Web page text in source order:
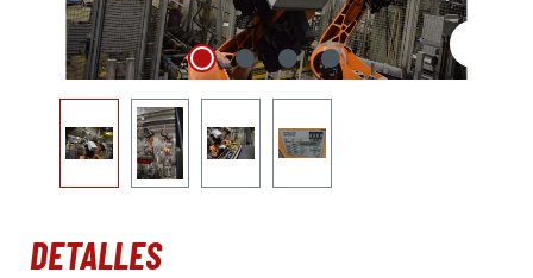
DETALLES